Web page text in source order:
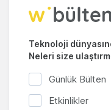
Teknoloji
Neleri size
Günlük Bülten
Etkinlikler